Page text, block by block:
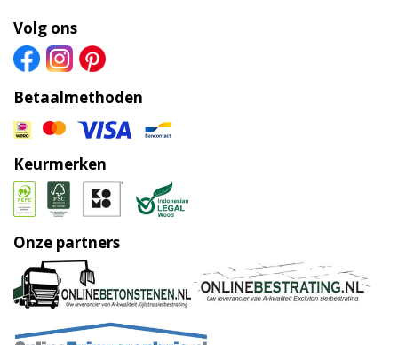
Volg ons
Betaalmethoden
Keurmerken
Onze partners